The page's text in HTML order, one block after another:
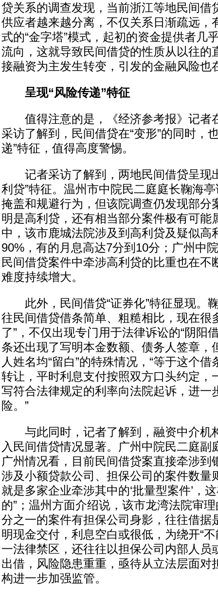
贷关系的调查发现，当前浙江等地民间借
供应者越来越分离，不仅关系日渐疏远，
式的“金字塔”模式，起初的资金提供者几
流向，这就导致民间借贷的性质从以往的
接融资为主发生转变，引发的金融风险也
呈现“风险传递”特征
值得注意的是，《经济参考报》记者
采访了解到，民间借贷在“变形”的同时，
递”特征，值得高度警惕。
记者采访了解到，两地民间借贷呈现
利贷”特征。温州市中院民二庭庭长鞠海
掩盖和规避行为，但该院调查仍发现部分
明是高利贷，还有相当部分案件极有可能
中，该市鹿城法院涉及到高利贷及疑似高
90%，有的月息高达7分到10分；广州中
民间借贷案件中牵涉高利贷的比重也在不
难度持续增大。
此外，民间借贷“证券化”特征显现。
往民间借贷借条简单、粗糙相比，现在很
了”，不仅出现专门用于法律诉讼的“阴阳
条还出现了写明本金数额、债务人签章，
人姓名均“留白”的特殊情况，“等于这个
转让，平时利息支付按照双方口头约定，
写符合法律规定的利率向法院起诉，进一
险。”
与此同时，记者了解到，融资中介机
入民间借贷情况显著。广州中院民二庭副
广州情况看，目前民间借贷案直接牵涉到
涉及小额贷款公司、担保公司的案件数量
就是多家企业牵涉其中的‘批量型案件’，
的”；温州方面介绍说，该市龙湾法院审
分之一的案件有担保公司身影，往往借据
明现金交付，利息空白或很低，为绕开“
一法律禁区，还往往以担保公司内部人员
出借，风险隐患重重，亟待从立法层面对
构进一步加强监管。